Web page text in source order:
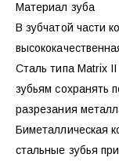
Материал зуба
В зубчатой части
Сталь типа Matrix
зубьям сохранять
разрезания
Биметаллическая
стальные зубья